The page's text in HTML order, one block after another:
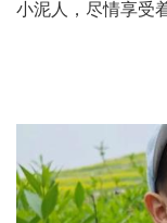
小泥人，尽情享受